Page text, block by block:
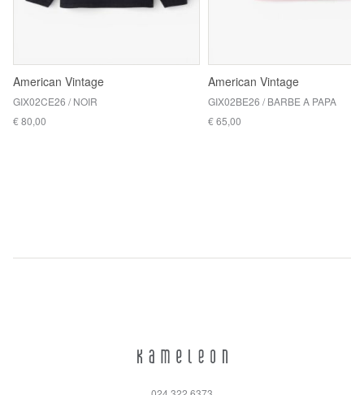
American Vintage
GIX02CE26 / NOIR
€ 80,00
American Vintage
GIX02BE26 / BARBE A PAPA
€ 65,00